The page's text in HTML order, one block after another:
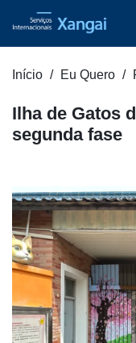
Início Eu Quero
Ilha de Gatos
segunda fase